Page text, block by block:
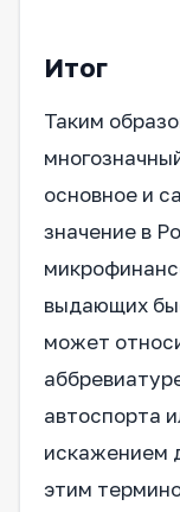
Итог
Таким
основное и
значение в
выдающих
может
автоспорта
искажением
этим